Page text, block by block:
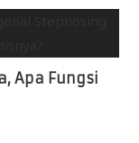
Apa Fungsi